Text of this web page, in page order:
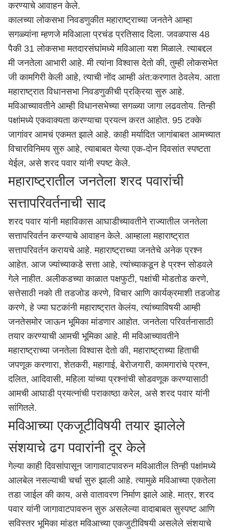
करण्याचे आवाहन केले.
कालच्या लोकसभा निवडणुकीत महाराष्ट्राच्या जनतेने आम्हा
सगळ्यांना म्हणजे मविआला प्रचंड प्रतिसाद दिला. जवळपास 48
पैकी 31 लोकसभा मतदारसंघांमध्ये मविआला यश मिळाले. त्याबद्दल
मी जनतेला आभारी आहे. मी त्यांना विश्वास देतो की, तुम्ही लोकसभेत
जी कामगिरी केली आहे, त्याची नोंद आम्ही अंत:करणात ठेवलेय. आता
महाराष्ट्रात विधानसभा निवडणुकीची प्रक्रिया सुरु आहे.
मविआच्यावतीने आम्ही विधानसभेच्या सगळ्या जागा लढवतोय. तिन्ही
पक्षांमध्ये एकवाक्यता करण्याचा प्रयत्न करत आहोत. 95 टक्के
जागांवर आमचं एकमत झाले आहे. काही मर्यादित जागांबाबत आमच्यात
विचारविनिमय सुरु आहे, त्याबाबत येत्या एक-दोन दिवसांत स्पष्टता
येईल, असे शरद पवार यांनी स्पष्ट केले.
महाराष्ट्रातील जनतेला शरद पवारांची
सत्तापरिवर्तनाची साद
शरद पवार यांनी महाविकास आघाडीच्यावतीने राज्यातील जनतेला
सत्तापरिवर्तन करण्याचे आवाहन केले. आम्हाला महाराष्ट्रात
सत्तापरिवर्तन करायचे आहे. महाराष्ट्राच्या जनतेचे अनेक प्रश्न
आहेत. आज ज्यांच्याकडे सत्ता आहे, त्यांच्याकडून हे प्रश्न सोडवले
गेले नाहीत. अलीकडच्या काळात पक्षफुटी, पक्षांची मोडतोड करणे,
सत्तेसाठी नको ती तडजोड करणे, विचार आणि कार्यक्रमाशी तडजोड
करणे, हे ज्या घटकांनी महाराष्ट्रात केलंय, त्यांच्याविषयी आम्ही
जनतेसमोर जाऊन भूमिका मांडणार आहोत. जनतेला परिवर्तनासाठी
तयार करण्याची आमची भूमिका आहे. मी मविआच्यावतीने
महाराष्ट्राच्या जनतेला विश्वास देतो की,महाराष्ट्राच्या हिताची
जपणूक करणारा, शेतकरी, महागाई, बेरोजगारी, कामगारांचे प्रश्न,
दलित, आदिवासी, महिला यांच्या प्रश्नांची सोडवणूक करण्यासाठी
आमची आघाडी प्रयत्नांची पराकाष्ठा करेल, असे शरद पवार यांनी
सांगितले.
मविआच्या एकजूटीविषयी तयार झालेले
संशयाचे ढग पवारांनी दूर केले
गेल्या काही दिवसांपासून जागावाटपावरुन मविआतील तिन्ही पक्षांमध्ये
आलबेल नसल्याची चर्चा सुरु झाली आहे. त्यामुळे मविआच्या एकतेला
तडा जाईल की काय, असे वातावरण निर्माण झाले आहे. मात्र, शरद
पवार यांनी जागावाटपावरुन सुरु असलेल्या वादाबाबत सुस्पष्ट आणि
सविस्तर भूमिका मांडत मविआच्या एकजुटीविषयी असलेले संशयाचे